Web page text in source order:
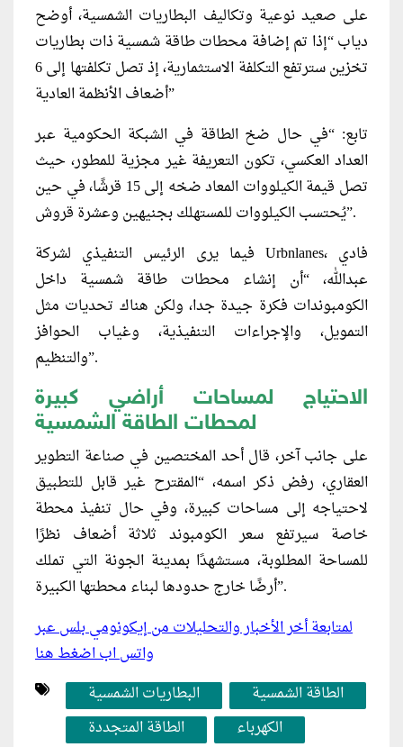
على صعيد نوعية وتكاليف البطاريات الشمسية، أوضح
دياب “إذا تم إضافة محطات طاقة شمسية ذات بطاريات
تخزين سترتفع التكلفة الاستثمارية، إذ تصل تكلفتها إلى 6
أضعاف الأنظمة العادية”
تابع: “في حال ضخ الطاقة في الشبكة الحكومية عبر
العداد العكسي، تكون التعريفة غير مجزية للمطور، حيث
تصل قيمة الكيلووات المعاد ضخه إلى 15 قرشًا، في حين
يُحتسب الكيلووات للمستهلك بجنيهين وعشرة قروش”.
فيما يرى الرئيس التنفيذي لشركة Urbnlanes، فادي
عبدالله، “أن إنشاء محطات طاقة شمسية داخل
الكومبوندات فكرة جيدة جدا، ولكن هناك تحديات مثل
التمويل، والإجراءات التنفيذية، وغياب الحوافز
والتنظيم”.
الاحتياج لمساحات أراضي كبيرة
لمحطات الطاقة الشمسية
على جانب آخر، قال أحد المختصين في صناعة التطوير
العقاري، رفض ذكر اسمه، “المقترح غير قابل للتطبيق
لاحتياجه إلى مساحات كبيرة، وفي حال تنفيذ محطة
خاصة سيرتفع سعر الكومبوند ثلاثة أضعاف نظرًا
للمساحة المطلوبة، مستشهدًا بمدينة الجونة التي تملك
أرضًا خارج حدودها لبناء محطتها الكبيرة”.
لمتابعة أخر الأخبار والتحليلات من إيكونومي بلس عبر
واتس اب اضغط هنا
البطاريات الشمسية
الطاقة الشمسية
الطاقة المتجددة
الكهرباء